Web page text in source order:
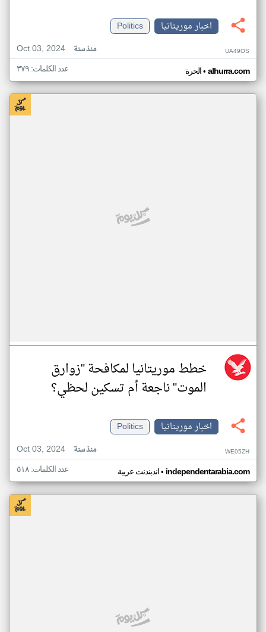
اخبار موريتانيا
Politics
Oct 03, 2024
منذ سنة UA49OS
الحرة• alhurra.com عدد الكلمات: ٣٧٩
خطط موريتانيا لمكافحة "زوارق
الموت" ناجعة أم تسكين لحظي؟
اخبار موريتانيا
Politics
Oct 03, 2024
منذ سنة WE05ZH
اندبندنت عربية• independentarabia.com عدد الكلمات: ٥١٨